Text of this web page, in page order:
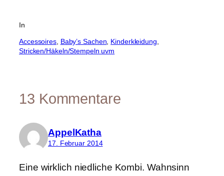
In
Accessoires, Baby’s Sachen, Kinderkleidung
Stricken/Häkeln/Stempeln uvm
13 Kommentare
AppelKatha
17. Februar 2014
Eine wirklich niedliche Kombi. Wahnsinn